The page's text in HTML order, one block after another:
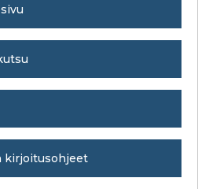
kirjoitusohjeet